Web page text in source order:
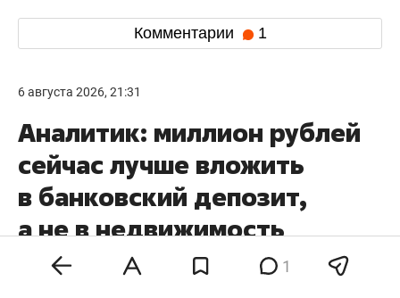
Комментарии 1
6 августа 2026, 21:31
Аналитик: миллион рублей
сейчас лучше вложить
в банковский депозит,
а не в недвижимость
1